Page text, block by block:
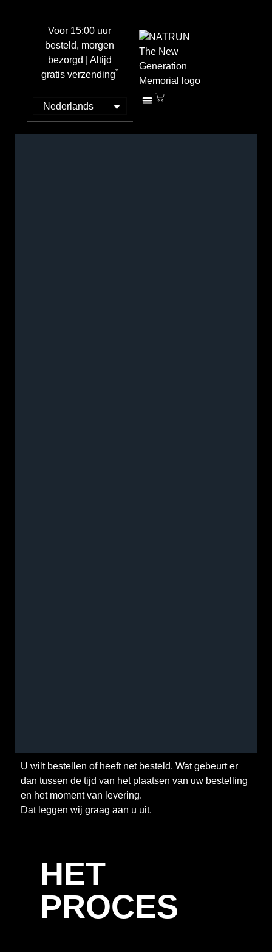
Voor 15:00 uur
besteld, morgen
bezorgd | Altijd
gratis verzending*
Nederlands
U wilt bestellen of heeft net besteld. Wat gebeurt er
dan tussen de tijd van het plaatsen van uw bestelling
en het moment van levering.
Dat leggen wij graag aan u uit.
HET
PROCES